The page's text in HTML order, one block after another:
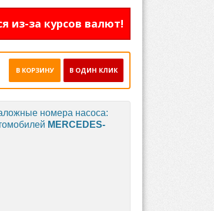
из-за курсов валют!
В ОДИН КЛИК
В КОРЗИНУ
номера насоса:
MERCEDES-